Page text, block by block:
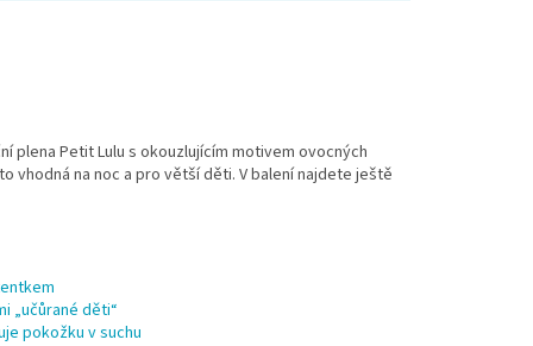
plena Petit Lulu s okouzlujícím motivem ovocných
na noc a pro větší děti. V balení najdete ještě
„učůrané děti“
pokožku v suchu